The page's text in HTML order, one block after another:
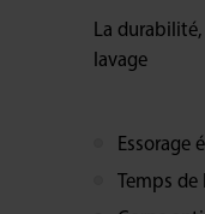
La
lavage
Essorage
Temps